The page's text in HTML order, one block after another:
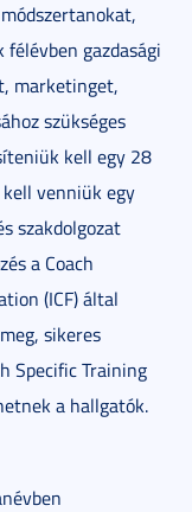
gazdasági
marketinget,
szükséges
kell egy 28
venniük egy
szakdolgozat
a Coach
(ICF) által
sikeres
Specific Training
a hallgatók.